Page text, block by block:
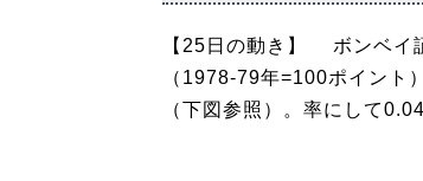
【25日の動き】 ボンベイ
（1978-79年=100ポイント
（下図参照）。率にして